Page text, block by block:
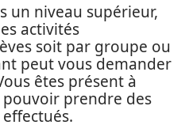
un niveau supérieur,
activités
soit par groupe ou
peut vous demander
êtes présent à
prendre des